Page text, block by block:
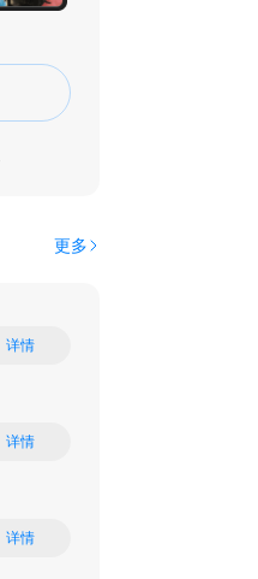
更多
详情
详情
详情